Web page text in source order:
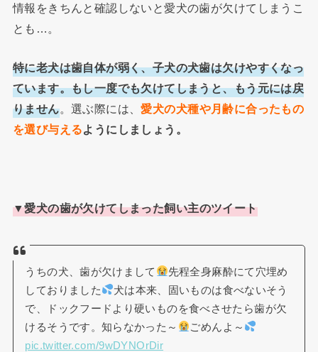
情報をきちんと確認しないと愛犬の歯が欠けてしまうこ
とも…。
特に老犬は歯自体が弱く、子犬の犬歯は欠けやすくなっ
ています。もし一度でも欠けてしまうと、もう元には戻
りません。選ぶ際には、愛犬の犬種や月齢に合ったもの
を選び与えるようにしましょう。
▼愛犬の歯が欠けてしまった飼い主のツイート
うちの犬、歯が欠けまして
先程全身麻酔にて穴埋め
しておりました
犬は本来、固いものは食べないそう
で、ドックフードより硬いものを食べさせたら歯が欠
けるそうです。知らなかった～
ごめんよ～
pic.twitter.com/9wDYNOrDir